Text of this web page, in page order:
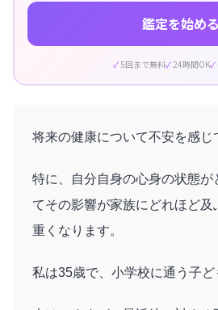
鑑定を始める
5回まで無料 24時間OK
将来の健康について不安を感じ
特に、自分自身の心身の状態が
てその影響が家族にどれほど
重くなります。
私は35歳で、小学校に通う子ど